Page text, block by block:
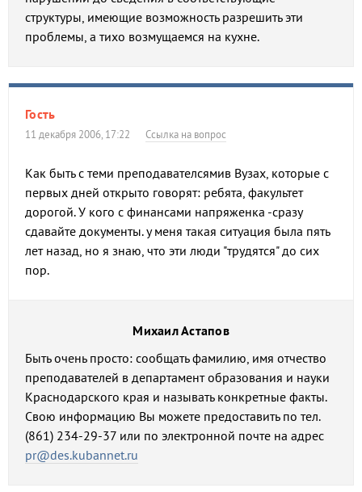
структуры, имеющие возможность разрешить эти
проблемы, а тихо возмущаемся на кухне.
Гость
11 декабря 2006, 17:22 Ссылка на вопрос
Как быть с теми преподавателсямив Вузах, которые с
первых дней открыто говорят: ребята, факультет
дорогой. У кого с финансами напряженка -сразу
сдавайте документы. у меня такая ситуация была пять
лет назад, но я знаю, что эти люди "трудятся" до сих
пор.
Михаил Астапов
Быть очень просто: сообщать фамилию, имя отчество
преподавателей в департамент образования и науки
Краснодарского края и называть конкретные факты.
Cвою информацию Вы можете предоставить по тел.
(861) 234-29-37 или по электронной почте на адрес
pr@des.kubannet.ru